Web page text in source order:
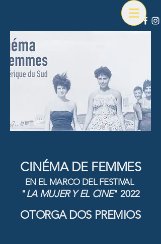
CINÉMA DE FEMMES
EN EL MARCO DEL FESTIVAL
"LA MUJER Y EL CINE" 2022
OTORGA DOS PREMIOS